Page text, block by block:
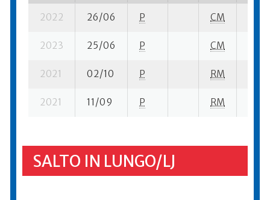
2022 26/06 P CM
2023 25/06 P CM
2021 02/10 P RM
2021 11/09 P RM
SALTO IN LUNGO/LJ